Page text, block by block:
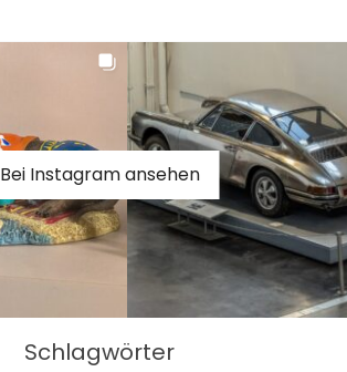
Bei Instagram ansehen
Schlagwörter